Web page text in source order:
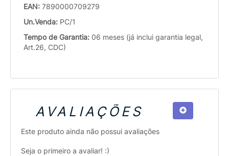
EAN: 7890000709279
Un.Venda: PC/1
Tempo de Garantia: 06 meses (já inclui garantia legal,
Art.26, CDC)
AVALIAÇÕES
Este produto ainda não possui avaliações
Seja o primeiro a avaliar! :)